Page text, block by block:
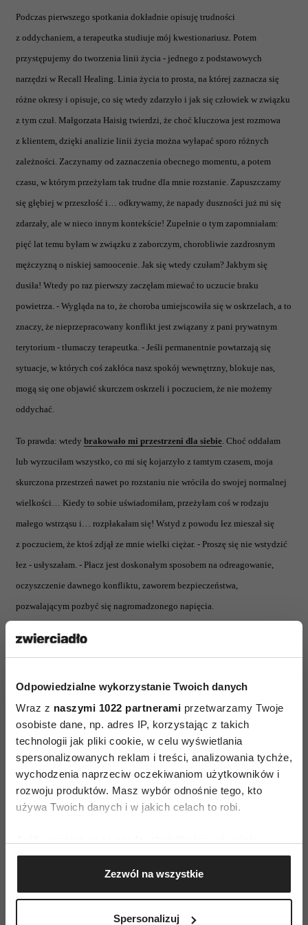
Odpowiedzialne wykorzystanie Twoich danych
Wraz z naszymi 1022 partnerami przetwarzamy Twoje
osobiste dane, np. adres IP, korzystając z takich
technologii jak pliki cookie, w celu wyświetlania
spersonalizowanych reklam i treści, analizowania tychże,
wychodzenia naprzeciw oczekiwaniom użytkowników i
rozwoju produktów. Masz wybór odnośnie tego, kto
używa Twoich danych i w jakich celach to robi.
Gromadzić dane dotyczące Twojej lokalizacji
geograficznej z dokładnością nawet do kilku metrów
Identyfikować Twoje urządzenie, aktywnie
Zezwól na wszystkie
Spersonalizuj
Podczas pierwszego spotkania dokładnie opisuję trudności
z oddychaniem, a terapeutka studiuje mój kwestionariusz. Potem
przystępujemy do tworzenia linii życia - jednego z podstawowych
narzędzi w Recall Healing. Linia życia to prosta, na której zaznacza się
różne okresy i opisuje, co się wtedy zdarzyło i jak się człowiek w związku
z tym czuł. Małgorzata Haisig twierdzi, że choć kluczowa jest rozmowa
z klientem, dzięki analizie linii życia można wyłapać sporo różnych
zależności. Zaczynamy od zaznaczenia obecnego momentu, a potem
czasu, w którym przeżyłam tak trudne dla mnie rozstanie. Zapuszczamy
się głębiej w przeszłość i… odkrywamy, że napady duszności już mi się
zdarzały, ale w nieco innym kontekście! Zupełnie o tym zapomniałam:
pięć lat temu byłam w związku z zaborczym, chorobliwie zazdrosnym
mężczyzną o niskiej samoocenie. Jak się wtedy czułam? Jakbym się
dusiła! Wtedy po raz pierwszy zaczęłam miewać to uczucie braku
powietrza. - Wygląda na to, że choroba umiejscowiła się w oskrzelach, a to
znaczy, że nieprzepracowany konflikt jest związany z pani prywatnym
terytorium - tłumaczy terapeutka. - Jeśli permanentnie powtarzają się
sytuacje, w których coś zakłóca nasz spokój wewnętrzny, blokuje nas,
mogą się one objawić skurczem oskrzeli i poczuciem, że nie możemy
oddychać.
To prawda: wtedy brakowało mi przestrzeni dla siebie. Choć oddałam
lub wyrzuciłam wszystko, co mi się kojarzyło z tamtym czasem, moja
skurczona przestrzeń nawet po rozstaniu nie wróciła do swojej normalnej
wielkości… Kiedy to sobie uświadomiłam, przeżyłam coś w rodzaju
małego wstrząsu i… rozpłakałam się! Wstyd z powodu łez mieszał się
z poczuciem, że ktoś zdjął ze mnie wielki ciężar. - Proszę się nie wstydzić
łez - usłyszałam. - Płacz jest doskonałym sposobem na odreagowanie,
oczyszczenie dawnego konfliktu, zaworem bezpieczeństwa,
pozwalającym pozbyć się nagromadzonego napięcia.
Ale czy samo uświadomienie wystarczy? Czasem tak. Ale częściej
uświadomienie prowadzi do kolejnego kroku: rozwiązania konfliktu - a to
psychoterapia. Ja dzięki rzece łez dostałam lekką „pokutę”: miałam dwa
razy dziennie słuchać piosenki „Time to say goodbye”.
Lęk pierwotny? Płuca!
Recall Healing to metoda bardzo precyzyjna:
ustalić, czy ich przyczyną jest serce, oskrzela,
będziemy się przyglądać. I odwrotnie: znając już
mapę emocji, możemy poszukać dolegliwości,